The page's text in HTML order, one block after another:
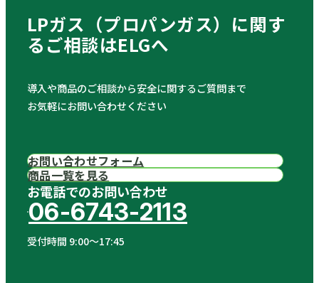
LPガス（プロパンガス）に関す
る ご相談はELGへ
導入や商品のご相談から安全に関するご質問まで
お気軽にお問い合わせください
お電話でのお問い合わせ
06-6743-2113
受付時間 9:00〜17:45
お問い合わせフォーム
商品一覧を見る